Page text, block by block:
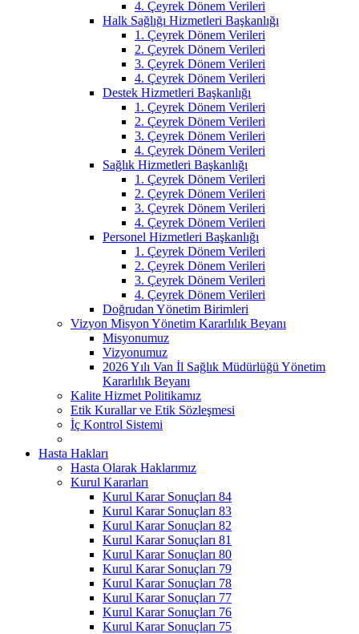
4. Çeyrek Dönem Verileri
Halk Sağlığı Hizmetleri Başkanlığı
1. Çeyrek Dönem Verileri
2. Çeyrek Dönem Verileri
3. Çeyrek Dönem Verileri
4. Çeyrek Dönem Verileri
Destek Hizmetleri Başkanlığı
1. Çeyrek Dönem Verileri
2. Çeyrek Dönem Verileri
3. Çeyrek Dönem Verileri
4. Çeyrek Dönem Verileri
Sağlık Hizmetleri Başkanlığı
1. Çeyrek Dönem Verileri
2. Çeyrek Dönem Verileri
3. Çeyrek Dönem Verileri
4. Çeyrek Dönem Verileri
Personel Hizmetleri Başkanlığı
1. Çeyrek Dönem Verileri
2. Çeyrek Dönem Verileri
3. Çeyrek Dönem Verileri
4. Çeyrek Dönem Verileri
Doğrudan Yönetim Birimleri
Vizyon Misyon Yönetim Kararlılık Beyanı
Misyonumuz
Vizyonumuz
2026 Yılı Van İl Sağlık Müdürlüğü Yönetim
Kararlılık Beyanı
Kalite Hizmet Politikamız
Etik Kurallar ve Etik Sözleşmesi
İç Kontrol Sistemi
Hasta Hakları
Hasta Olarak Haklarımız
Kurul Kararları
Kurul Karar Sonuçları 84
Kurul Karar Sonuçları 83
Kurul Karar Sonuçları 82
Kurul Karar Sonuçları 81
Kurul Karar Sonuçları 80
Kurul Karar Sonuçları 79
Kurul Karar Sonuçları 78
Kurul Karar Sonuçları 77
Kurul Karar Sonuçları 76
Kurul Karar Sonuçları 75